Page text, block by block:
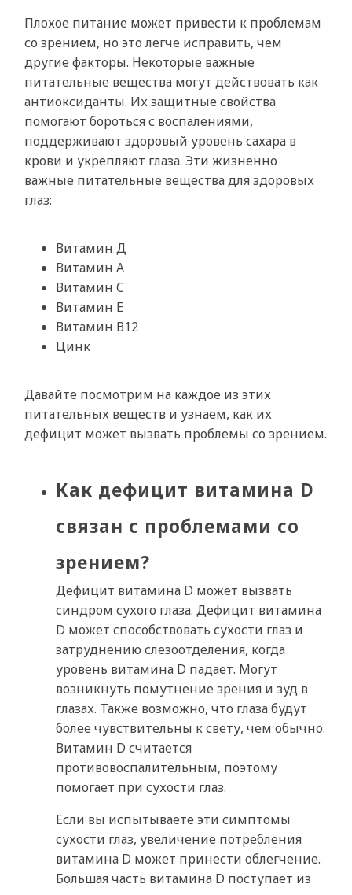
Плохое питание может привести к проблемам
со зрением, но это легче исправить, чем
другие факторы. Некоторые важные
питательные вещества могут действовать как
антиоксиданты. Их защитные свойства
помогают бороться с воспалениями,
поддерживают здоровый уровень сахара в
крови и укрепляют глаза. Эти жизненно
важные питательные вещества для здоровых
глаз:
Витамин Д
Витамин А
Витамин C
Витамин Е
Витамин В12
Цинк
Давайте посмотрим на каждое из этих
питательных веществ и узнаем, как их
дефицит может вызвать проблемы со зрением.
Как дефицит витамина D
связан с проблемами со
зрением?
Дефицит витамина D может вызвать
синдром сухого глаза. Дефицит витамина
D может способствовать сухости глаз и
затруднению слезоотделения, когда
уровень витамина D падает. Могут
возникнуть помутнение зрения и зуд в
глазах. Также возможно, что глаза будут
более чувствительны к свету, чем обычно.
Витамин D считается
противовоспалительным, поэтому
помогает при сухости глаз.
Если вы испытываете эти симптомы
сухости глаз, увеличение потребления
витамина D может принести облегчение.
Большая часть витамина D поступает из